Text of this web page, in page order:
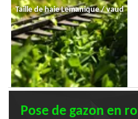
Taille de haie Lemanique / vaud
Pose de gazon en